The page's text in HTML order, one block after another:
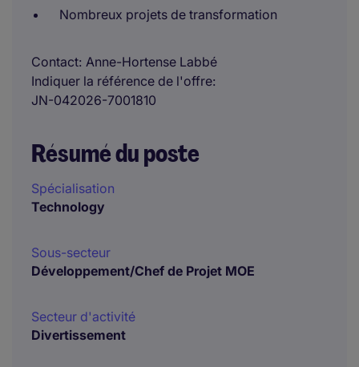
Nombreux projets de transformation
Contact Anne-Hortense Labbé
Indiquer la référence de l'offre
JN-042026-7001810
Résumé du poste
Spécialisation
Technology
Sous-secteur
Développement/Chef de Projet MOE
Secteur d'activité
Divertissement